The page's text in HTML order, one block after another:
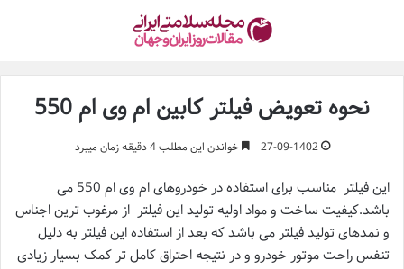
نحوه تعویض فیلتر کابین ام وی ام 550
27-09-1402 خواندن این مطلب 4 دقیقه زمان میبرد
این فیلتر مناسب برای استفاده در خودروهای ام وی ام 550 می
باشد.کیفیت ساخت و مواد اولیه تولید این فیلتر از مرغوب ترین اجناس
و نمدهای تولید فیلتر می باشد که بعد از استفاده این فیلتر به دلیل
تنفس راحت موتور خودرو و در نتیجه احتراق کامل تر کمک بسیار زیادی